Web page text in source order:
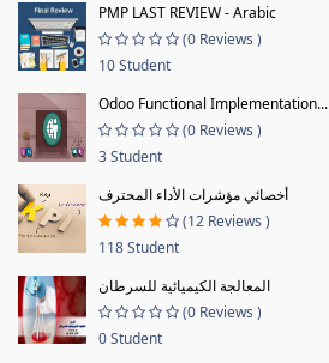
PMP LAST REVIEW - Arabic
(0 Reviews )
10 Student
Odoo Functional Implementation...
(0 Reviews )
3 Student
أخصائي مؤشرات الأداء المحترف
(12 Reviews )
118 Student
المعالجة الكيميائية للسرطان
(0 Reviews )
0 Student